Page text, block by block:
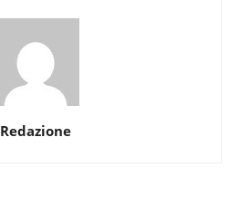
Redazione